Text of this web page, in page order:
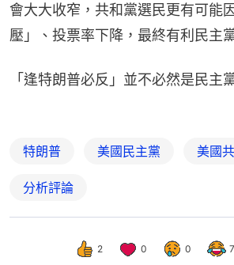
會大大收窄，共和黨選民更有可能
壓」、投票率下降，最終有利民主
「逢特朗普必反」並不必然是民主
特朗普 美國民主黨 美國
分析評論
2 0 0 7